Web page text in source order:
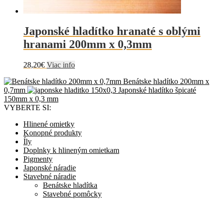
Japonské hladítko hranaté s oblými
hranami 200mm x 0,3mm
28,20€ Viac info
Benátske hladítko 200mm x
0,7mm
Japonské hladítko špicaté
150mm x 0,3 mm
VYBERTE SI:
Hlinené omietky
Konopné produkty
Íly
Doplnky k hlineným omietkam
Pigmenty
Japonské náradie
Stavebné náradie
Benátske hladítka
Stavebné pomôcky